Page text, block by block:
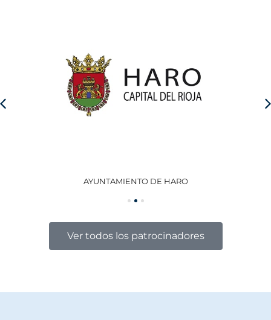
AYUNTAMIENTO DE HARO
Ver todos los patrocinadores